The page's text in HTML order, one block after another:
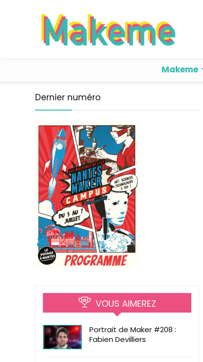
Makeme
Dernier numéro
VOUS AIMEREZ
Portrait de Maker #208 :
Fabien Devilliers